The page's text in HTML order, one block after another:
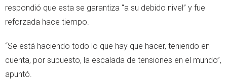
respondió que esta se garantiza “a su debido nivel” y fue
reforzada hace tiempo.
“Se está haciendo todo lo que hay que hacer, teniendo en
cuenta, por supuesto, la escalada de tensiones en el mundo”,
apuntó.